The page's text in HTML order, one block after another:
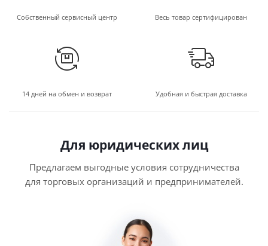
Собственный сервисный центр Весь товар сертифицирован
14 дней на обмен и возврат Удобная и быстрая доставка
Для юридических лиц
Предлагаем выгодные условия сотрудничества
для торговых организаций и предпринимателей.